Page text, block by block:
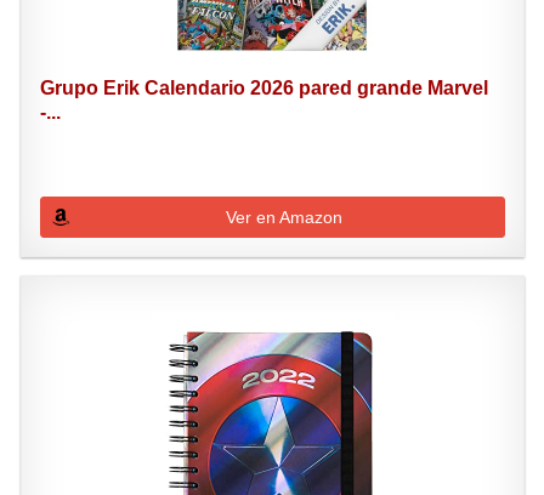
Grupo Erik Calendario 2026 pared grande Marvel
-...
Ver en Amazon